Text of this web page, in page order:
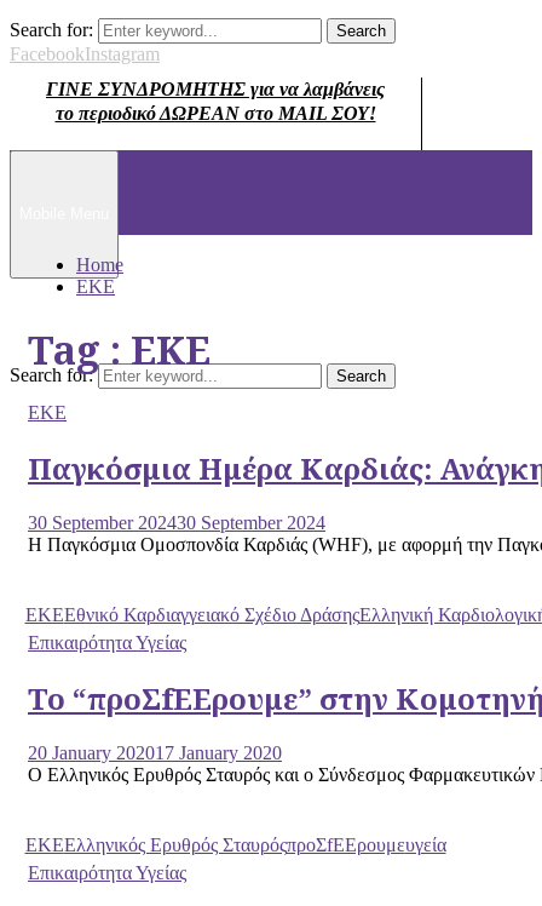
Search for: Search
FacebookInstagram
ΓΙΝΕ ΣΥΝΔΡΟΜΗΤΗΣ για να λαμβάνεις
το περιοδικό ΔΩΡΕΑΝ στο MAIL ΣΟΥ!
Search for: Search
Home
EKE
Tag : EKE
ΕΚΕ
Παγκόσμια Ημέρα Καρδιάς:
30 September 202430 September 2024
Η Παγκόσμια Ομοσπονδία Καρδιάς (WHF), με αφορμή την
EKEΕθνικό Καρδιαγγειακό Σχέδιο ΔράσηςΕλληνική
Επικαιρότητα Υγείας
Το “προΣfΕΕρουμε” στην
20 January 202017 January 2020
Ο Ελληνικός Ερυθρός Σταυρός και ο Σύνδεσμος Φαρμακευτικών
EKEΕλληνικός Ερυθρός ΣταυρόςπροΣfΕΕρουμευγεία
Επικαιρότητα Υγείας